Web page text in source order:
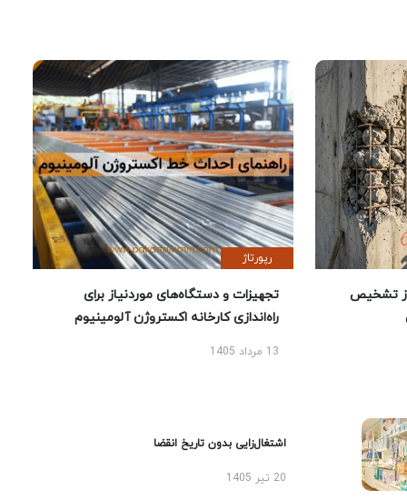
تشخیص
رپورتاژ
تجهیزات و دستگاه‌های موردنیاز برای
راه‌اندازی کارخانه اکستروژن آلومینیوم
13 مرداد 1405
اشتغال‌زایی بدون تاریخ انقضا
20 تیر 1405